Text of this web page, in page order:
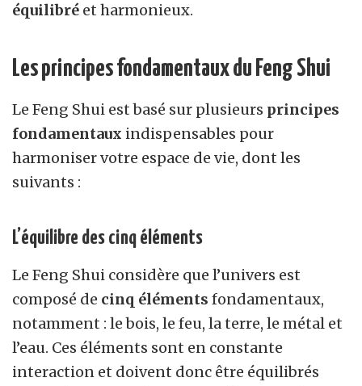
équilibré et harmonieux.
Les principes fondamentaux du Feng Shui
Le Feng Shui est basé sur plusieurs principes
fondamentaux indispensables pour
harmoniser votre espace de vie, dont les
suivants :
L’équilibre des cinq éléments
Le Feng Shui considère que l’univers est
composé de cinq éléments fondamentaux,
notamment : le bois, le feu, la terre, le métal et
l’eau. Ces éléments sont en constante
interaction et doivent donc être équilibrés